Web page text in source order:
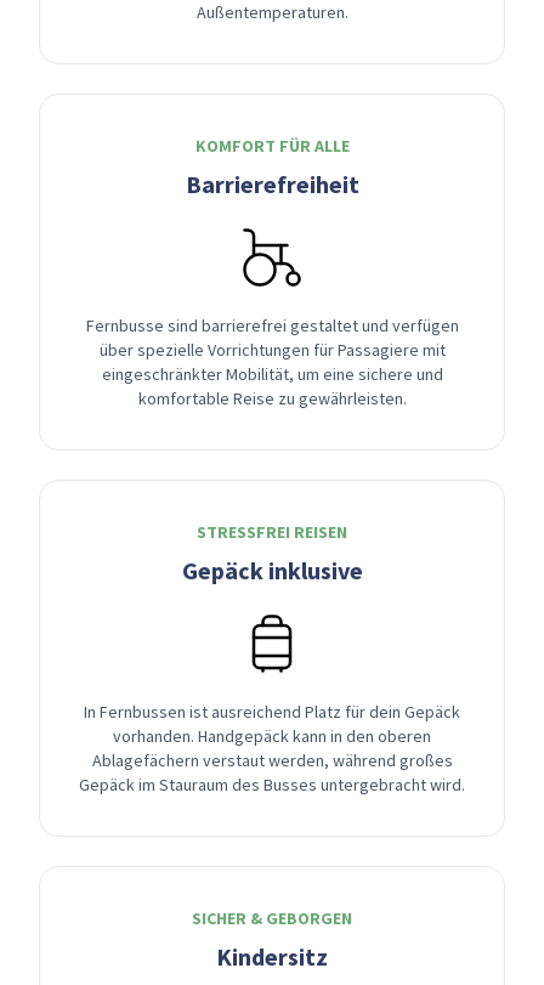
Außentemperaturen.
KOMFORT FÜR ALLE
Barrierefreiheit
Fernbusse sind barrierefrei gestaltet und verfügen
über spezielle Vorrichtungen für Passagiere mit
eingeschränkter Mobilität, um eine sichere und
komfortable Reise zu gewährleisten.
STRESSFREI REISEN
Gepäck inklusive
In Fernbussen ist ausreichend Platz für dein Gepäck
vorhanden. Handgepäck kann in den oberen
Ablagefächern verstaut werden, während großes
Gepäck im Stauraum des Busses untergebracht wird.
SICHER & GEBORGEN
Kindersitz